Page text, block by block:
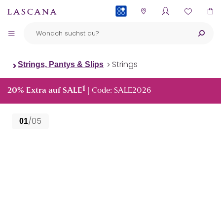
Strings, Pantys & Slips Strings
20% Extra auf SALE1 | Code: SALE2026
01/05